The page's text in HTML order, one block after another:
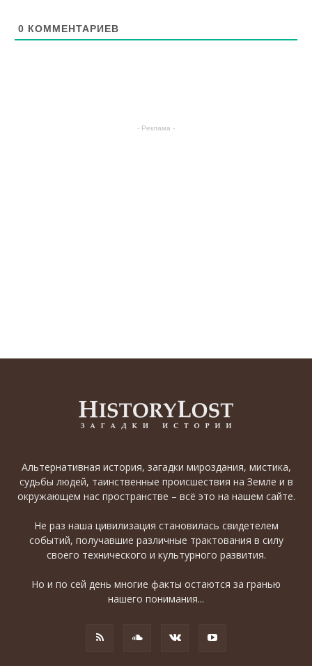
0 КОММЕНТАРИЕВ
- Реклама -
Альтернативная история, загадки мироздания, мистика,
судьбы людей, таинственные происшествия на Земле и в
окружающем нас пространстве – всё это на нашем сайте.
Не раз наша цивилизация становилась свидетелем
событий, получавшие различные трактования в силу
своего технического и культурного развития.
Но и по сей день многие факты остаются за гранью
нашего понимания...